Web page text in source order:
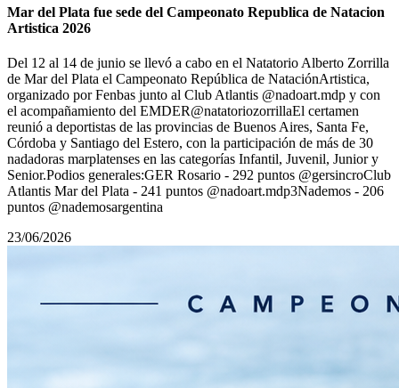
Mar del Plata fue sede del Campeonato Republica de Natacion
Artistica 2026
Del 12 al 14 de junio se llevó a cabo en el Natatorio Alberto Zorrilla
de Mar del Plata el Campeonato República de NataciónArtistica,
organizado por Fenbas junto al Club Atlantis @nadoart.mdp y con
el acompañamiento del EMDER@natatoriozorrillaEl certamen
reunió a deportistas de las provincias de Buenos Aires, Santa Fe,
Córdoba y Santiago del Estero, con la participación de más de 30
nadadoras marplatenses en las categorías Infantil, Juvenil, Junior y
Senior.Podios generales:GER Rosario - 292 puntos @gersincroClub
Atlantis Mar del Plata - 241 puntos @nadoart.mdp3Nademos - 206
puntos @nademosargentina
23/06/2026